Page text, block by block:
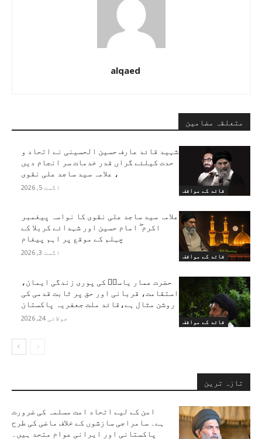
alqaed
متعلقہ مضامین
قائد کے مواقف
شہید قائد عارف حسین الحسینی نے اتحاد و
حدت کیلئے گراں قدر خدمات سر انجام دیں
، علامہ سید ساجد علی نقوی
اگست 5, 2026
قائد کے مواقف
علامہ سید ساجد علی نقوی کا نواسہ پیغمبر
اکرم ۖ امام حسین اور شہدائے کربلا کے
چہلم کے موقع پر اہم پیغام
اگست 3, 2026
قائد کے مواقف
حضرت عمار یاسرؑ کی پوری زندگی ایمان،
استقامت، قربانی اور حق پر ثابت قدمی کی
روشن مثال ہے،قائد ملت جعفریہ پاکستان
جولائی 24, 2026
تازہ ترین
امن کے لیے اتحاد امت مسلمہ کی ضرورت
ہے۔ سامراجی سازشوں کے خلاف ماضی کی طرح
پاکستانی اور ایرانی عوام متحد ہیں۔